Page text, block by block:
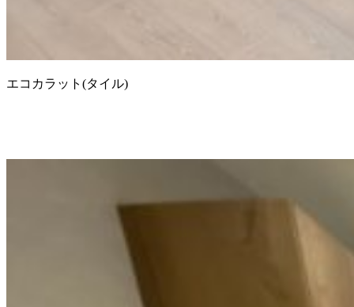
エコカラット(タイル)